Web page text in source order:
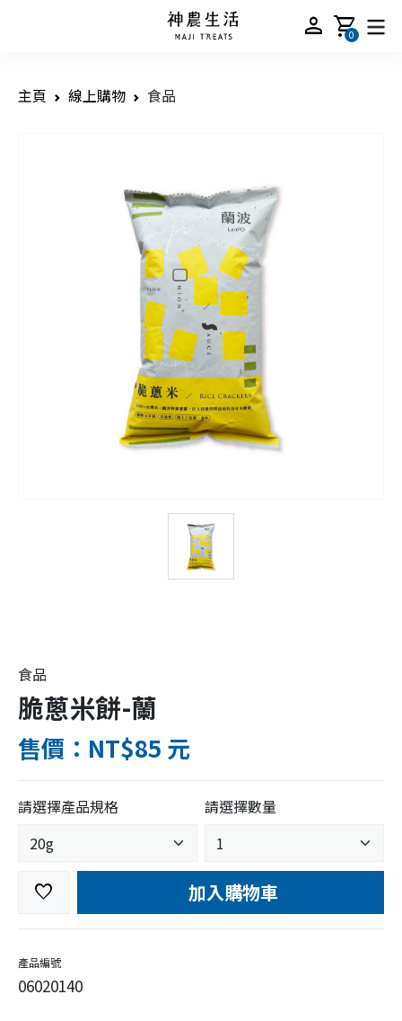
person shopping_cart
0
主頁 線上購物 食品
食品
脆蔥米餅-蘭
售價：NT$85 元
請選擇產品規格 請選擇數量
favorite 加入購物車
產品編號
06020140